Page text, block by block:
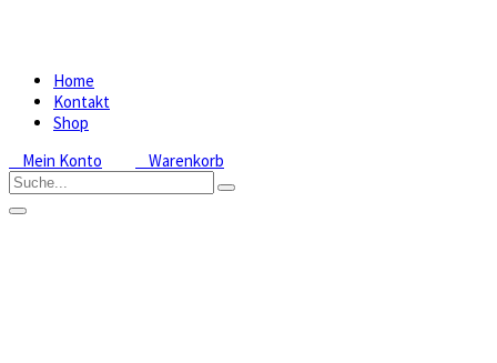
Home
Kontakt
Shop
Mein Konto
Warenkorb